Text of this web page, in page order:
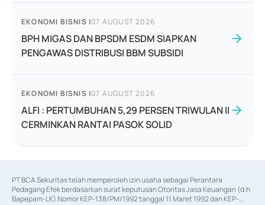
EKONOMI BISNIS |07 AUGUST 2026
BPH MIGAS DAN BPSDM ESDM SIAPKAN
PENGAWAS DISTRIBUSI BBM SUBSIDI
EKONOMI BISNIS |07 AUGUST 2026
ALFI : PERTUMBUHAN 5,29 PERSEN TRIWULAN II
CERMINKAN RANTAI PASOK SOLID
PT BCA Sekuritas telah memperoleh izin usaha sebagai Perantara
Pedagang Efek berdasarkan surat keputusan Otoritas Jasa Keuangan (d.h
Bapepam-LK) Nomor KEP-138/PM/1992 tanggal 11 Maret 1992 dan KEP-